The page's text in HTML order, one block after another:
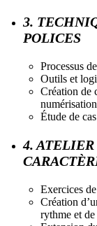
3.
POLICES
Processus
Outils et
Création de
numérisation
Étude de
4.
Exercices
Création
rythme et de